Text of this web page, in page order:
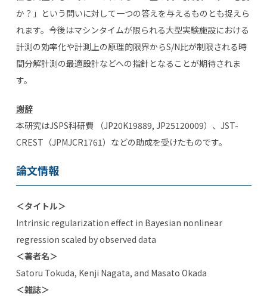
か？」という問いに対して一つの答えを与えるものとも捉えら
れます。今後はマシンタイムが限られる大型実験施設における
計測の効率化や計測上の原理的限界からS/N比が制限される時
間分解計測の最適設計などへの指針となることが期待されま
す。
謝辞
本研究はJSPS科研費 （JP20K19889, JP25120009）、JST-
CREST（JPMJCR1761）などの助成を受けたものです。
論文情報
＜タイトル＞
Intrinsic regularization effect in Bayesian nonlinear
regression scaled by observed data
＜著者名＞
Satoru Tokuda, Kenji Nagata, and Masato Okada
＜雑誌＞